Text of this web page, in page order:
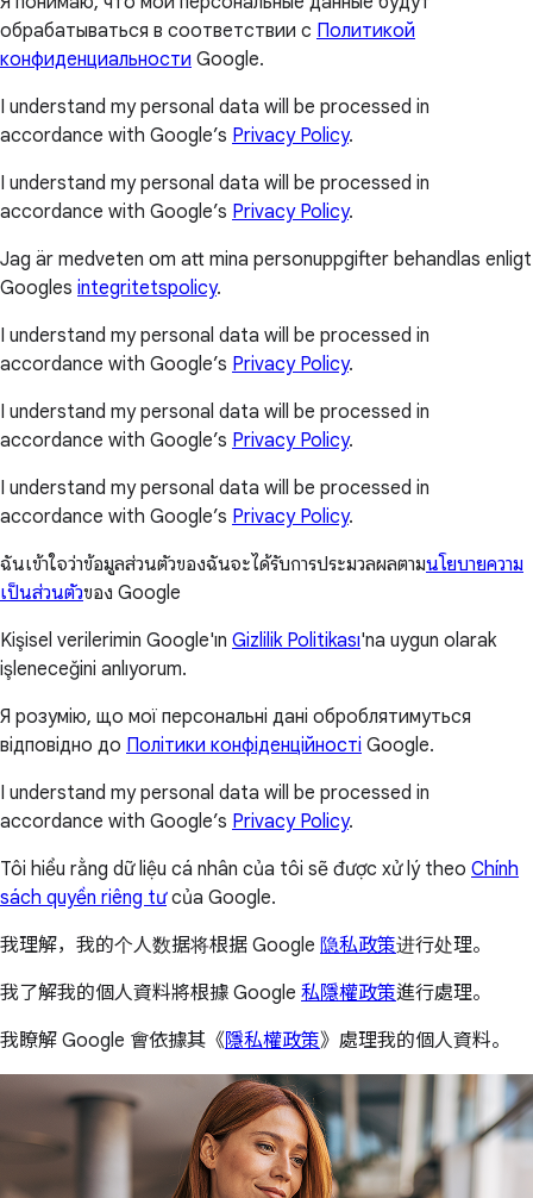
обрабатываться в соответствии с Политикой
конфиденциальности Google.
I understand my personal data will be processed in
accordance with Google’s Privacy Policy.
I understand my personal data will be processed in
accordance with Google’s Privacy Policy.
Jag är medveten om att mina personuppgifter behandlas enligt
Googles integritetspolicy.
I understand my personal data will be processed in
accordance with Google’s Privacy Policy.
I understand my personal data will be processed in
accordance with Google’s Privacy Policy.
I understand my personal data will be processed in
accordance with Google’s Privacy Policy.
ฉันเข้าใจว่าข้อมูลส่วนตัวของฉันจะได้รับการประมวลผลตามนโยบายความ
เป็นส่วนตัวของ Google
Kişisel verilerimin Google'ın Gizlilik Politikası'na uygun olarak
işleneceğini anlıyorum.
Я розумію, що мої персональні дані оброблятимуться
відповідно до Політики конфіденційності Google.
I understand my personal data will be processed in
accordance with Google’s Privacy Policy.
Tôi hiểu rằng dữ liệu cá nhân của tôi sẽ được xử lý theo Chính
sách quyền riêng tưcủa Google.
我理解，我的个人数据将根据 Google 隐私政策进行处理。
我了解我的個人資料將根據 Google 私隱權政策進行處理。
我瞭解 Google 會依據其《隱私權政策》處理我的個人資料。